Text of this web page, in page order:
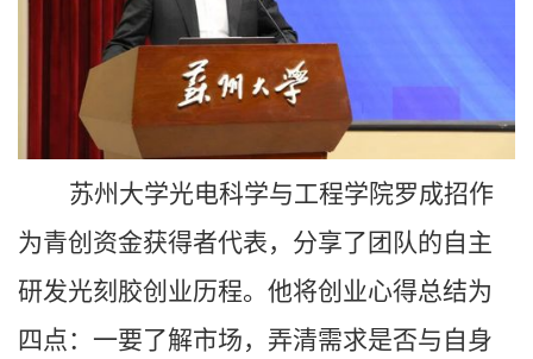
苏州大学光电科学与工程学院罗成招作
为青创资金获得者代表，分享了团队的自主
研发光刻胶创业历程。他将创业心得总结为
四点：一要了解市场，弄清需求是否与自身